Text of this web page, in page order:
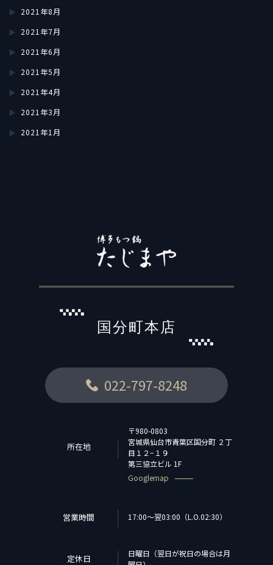
2021年8月
2021年7月
2021年6月
2021年5月
2021年4月
2021年3月
2021年1月
国分町本店
022-797-8248
所在地
〒980-0803
宮城県仙台市青葉区国分町 ２丁
目１２−１９
第三協立ビル 1F
Googlemap
営業時間 17:00〜翌03:00（L.O.02:30）
定休日
日曜日（翌日が祝日の場合は月